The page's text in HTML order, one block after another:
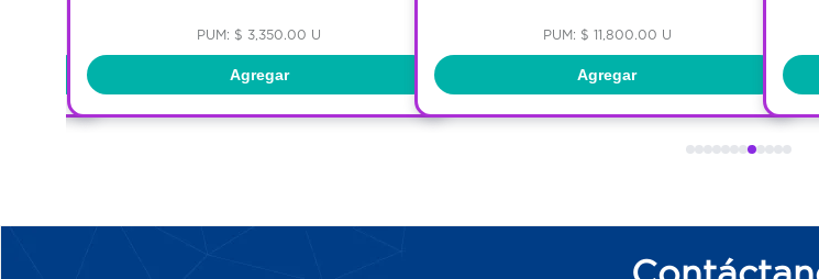
PUM: $ 3,350.00 U
Agregar
PUM: $ 11,800.00 U
Agregar